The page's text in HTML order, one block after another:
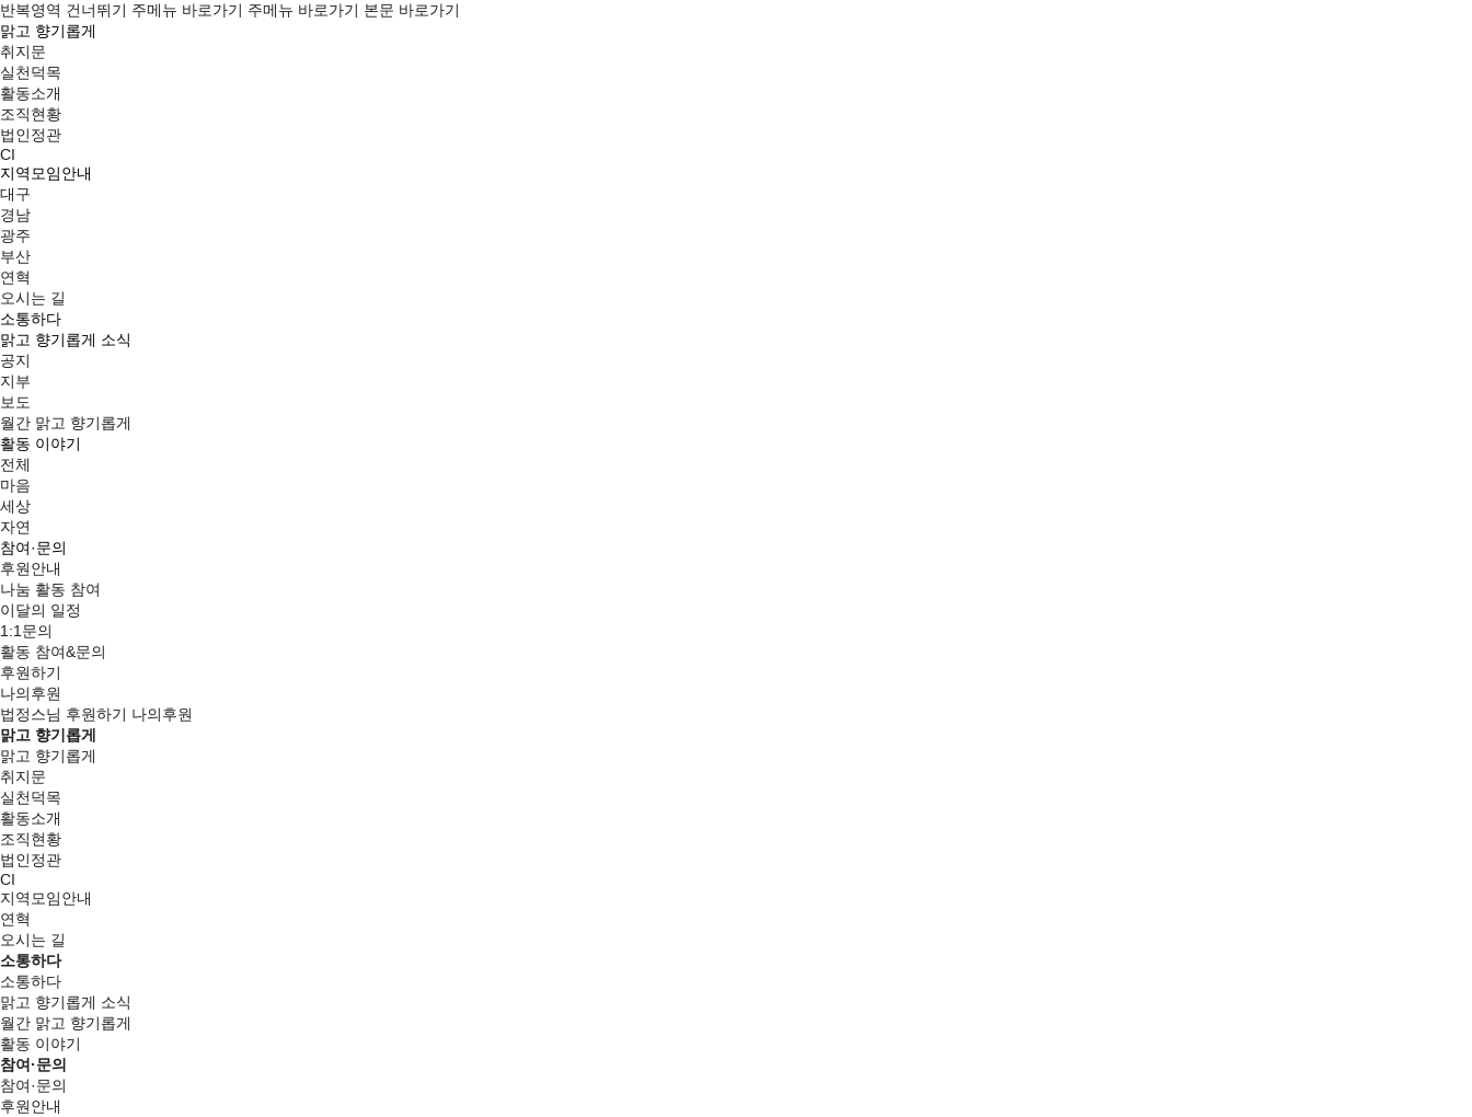
반복영역 건너뛰기 주메뉴 바로가기 주메뉴 바로가기 본문 바로가기
맑고 향기롭게
취지문
실천덕목
활동소개
조직현황
법인정관
CI
지역모임안내
대구
경남
광주
부산
연혁
오시는 길
소통하다
맑고 향기롭게 소식
공지
지부
보도
월간 맑고 향기롭게
활동 이야기
전체
마음
세상
자연
참여·문의
후원안내
나눔 활동 참여
이달의 일정
1:1문의
활동 참여&문의
후원하기
나의후원
법정스님 후원하기 나의후원
맑고 향기롭게
맑고 향기롭게
취지문
실천덕목
활동소개
조직현황
법인정관
CI
지역모임안내
연혁
오시는 길
소통하다
소통하다
맑고 향기롭게 소식
월간 맑고 향기롭게
활동 이야기
참여·문의
참여·문의
후원안내